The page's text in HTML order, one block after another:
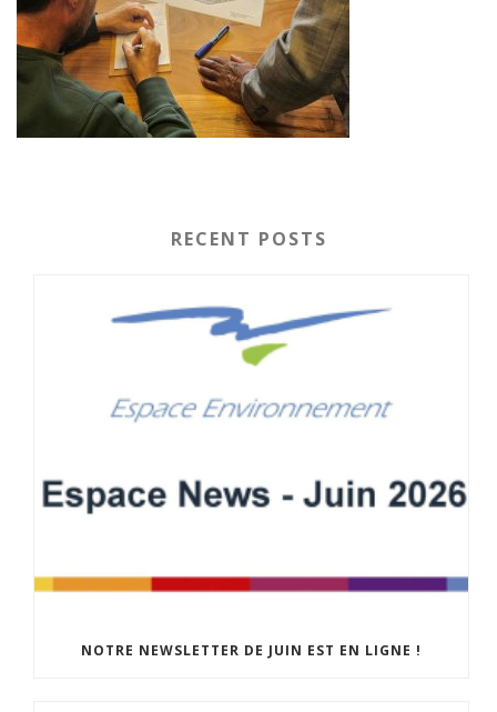
RECENT POSTS
NOTRE NEWSLETTER DE JUIN EST EN LIGNE !